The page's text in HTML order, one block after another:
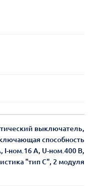
выключатель,
способность
I-ном.16 А, U-ном.400 В,
"тип С", 2 модуля